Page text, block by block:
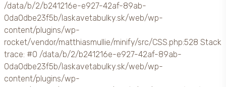
/data/b/2/b241216e-e927-42af-89ab-
0da0dbe23f5b/laskavetabulky.sk/web/wp-
content/plugins/wp-
rocket/vendor/matthiasmullie/minify/src/CSS.php:528 Stack
trace: #0 /data/b/2/b241216e-e927-42af-89ab-
0da0dbe23f5b/laskavetabulky.sk/web/wp-
content/plugins/wp-